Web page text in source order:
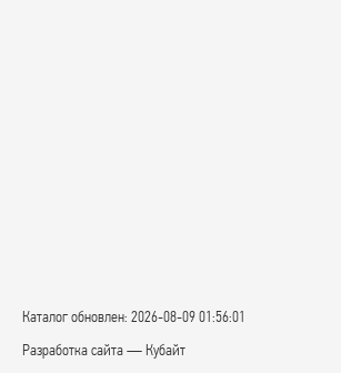
Каталог обновлен: 2026-08-09 01:56:01
Разработка сайта — Кубайт